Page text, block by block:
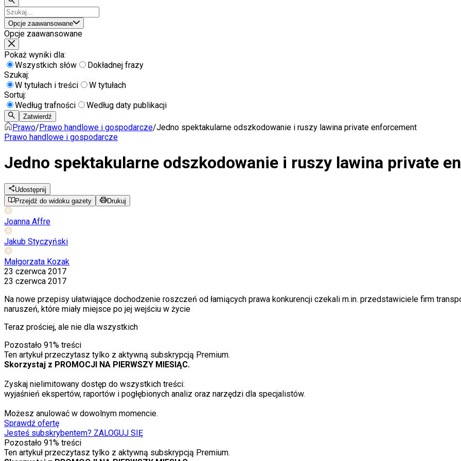
Opcje zaawansowane
Opcje zaawansowane
Pokaż wyniki dla:
Wszystkich słów
Dokładnej frazy
Szukaj:
W tytułach i treści
W tytułach
Sortuj:
Według trafności
Według daty publikacji
Zatwierdź
Prawo/Prawo handlowe i gospodarcze/Jedno spektakularne odszkodowanie i ruszy lawina private enforcement
Prawo handlowe i gospodarcze
Jedno spektakularne odszkodowanie i ruszy lawina private
Udostępnij
Przejdź do widoku gazety
Drukuj
Joanna Affre
Jakub Styczyński
Małgorzata Kozak
23 czerwca 2017
23 czerwca 2017
Na nowe przepisy ułatwiające dochodzenie roszczeń od łamiących prawa konkurencji czekali m.in. przedstawiciele firm
naruszeń, które miały miejsce po jej wejściu w życie
Teraz prościej, ale nie dla wszystkich
Pozostało 91% treści
Ten artykuł przeczytasz tylko z aktywną subskrypcją Premium.
Skorzystaj z PROMOCJI NA PIERWSZY MIESIĄC.
Zyskaj nielimitowany dostęp do wszystkich treści:
wyjaśnień ekspertów, raportów i pogłębionych analiz oraz narzędzi dla specjalistów.
Możesz anulować w dowolnym momencie.
Sprawdź ofertę
Jesteś subskrybentem? ZALOGUJ SIĘ
Pozostało 91% treści
Ten artykuł przeczytasz tylko z aktywną subskrypcją Premium.